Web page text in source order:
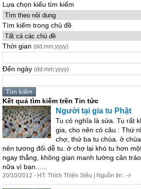
Lựa chọn kiểu tìm kiếm
Tìm kiếm trong chủ đề
Thời gian (dd.mm.yyyy)
Đến ngày (dd.mm.yyyy)
Kết quả tìm kiếm trên Tin tức
Người tại gia tu Phật
Tu có nghĩa là sửa. Tu rất
gia, cho nên có câu : Thứ
chợ, thứ ba tu chùa. ở
nên tương đối dễ tu. ở chợ lại khó tu hơn
ngay thẳng, không gian manh lường cân
nữa vì bạn......
20/10/2012 - HT. Thích Thiện Siêu | Nguồn tin : -/-